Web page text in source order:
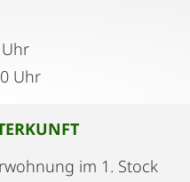
Uhr
im 1. Stock